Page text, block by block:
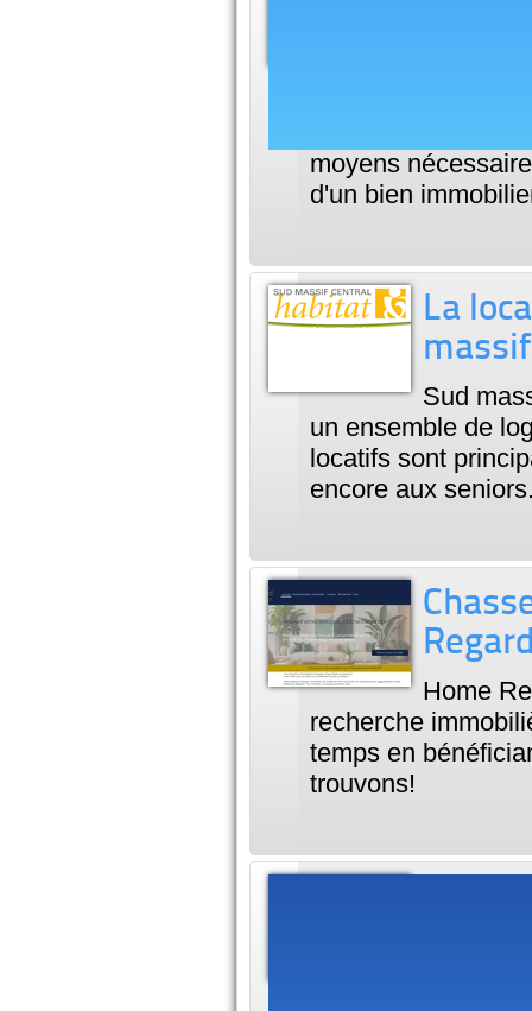
moyens
d'un bien
La
Sud
un ensemble de
locatifs sont
encore aux
Home
recherche
temps en
trouvons!